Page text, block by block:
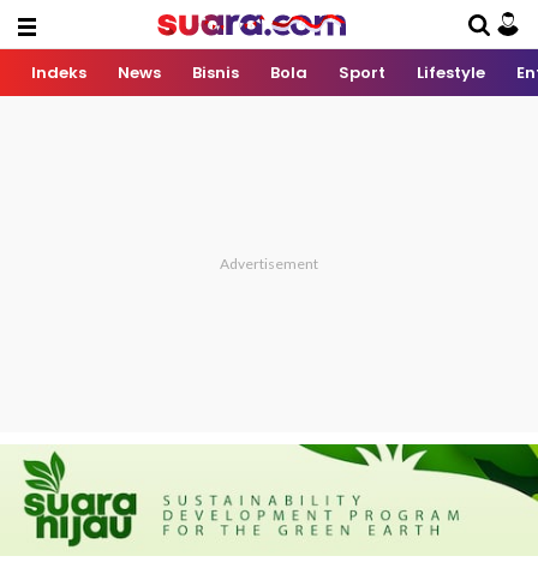
Indeks News Bisnis Bola Sport Lifestyle